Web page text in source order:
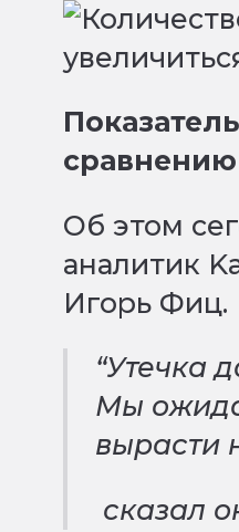
Об этом
аналитик
Игорь Фиц.
“Утечка
Мы
вырасти
сказал